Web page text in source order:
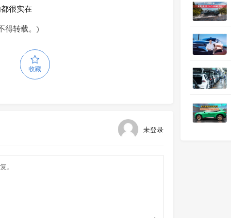
很实在
得转载。)
收藏
未登录